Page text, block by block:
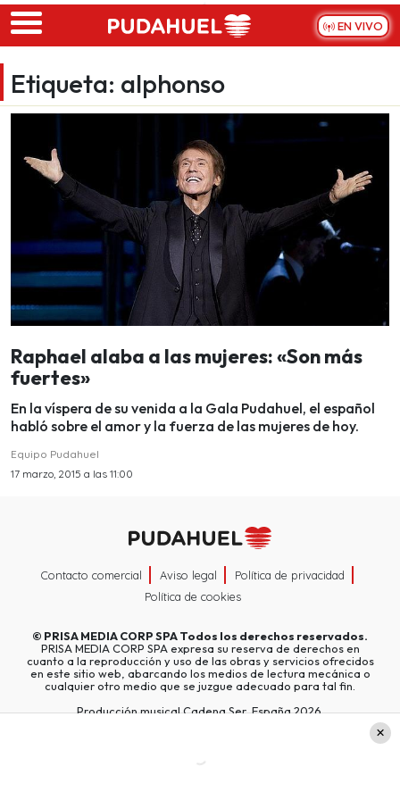
Skip to main content
EN VIVO
Etiqueta: alphonso
Raphael alaba a las mujeres: «Son más
fuertes»
En la víspera de su venida a la Gala Pudahuel, el español
habló sobre el amor y la fuerza de las mujeres de hoy.
Equipo Pudahuel
17 marzo, 2015 a las 11:00
Contacto comercial Aviso legal
Política de privacidad
Política de cookies
© PRISA MEDIA CORP SPATodos los derechos reservados.
PRISA MEDIA CORP SPA expresa su reserva de derechos en
cuanto a la reproducción y uso de las obras y servicios ofrecidos
en este sitio web, abarcando los medios de lectura mecánica o
cualquier otro medio que se juzgue adecuado para tal fin.
Producción musical Cadena Ser, España 2026.